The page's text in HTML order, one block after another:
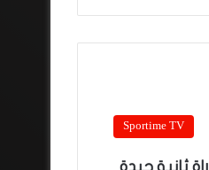
Sportime TV